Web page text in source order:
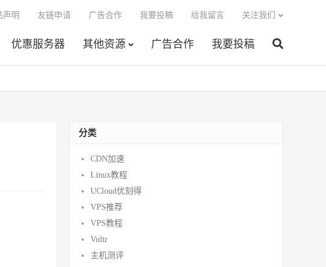
优惠服务器 其他资源 广告合作 我要投稿
声明 友链申请 广告合作 我要投稿 给我留言 关注我们
分类
CDN加速
Linux教程
UCloud优刻得
VPS推荐
VPS教程
Vultr
主机测评